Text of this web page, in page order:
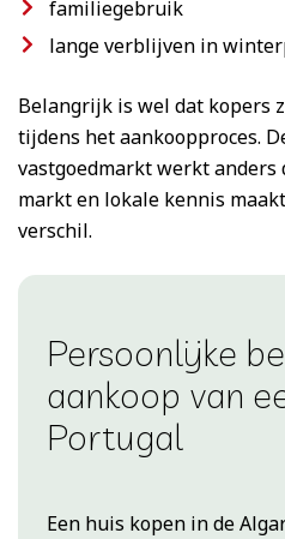
familiegebruik
lange verblijven in
Belangrijk is wel dat kopers
tijdens het aankoopproces.
vastgoedmarkt werkt anders
markt en lokale kennis
verschil.
Persoonlijke
aankoop van
Portugal
Een huis kopen in de